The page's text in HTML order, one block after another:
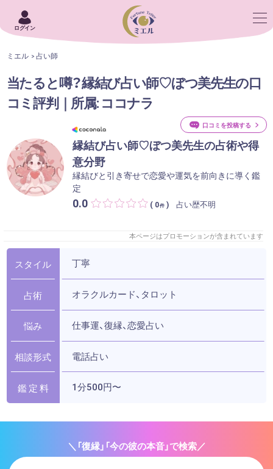
ログイン
ミエル 占い師
当たると噂？縁結び占い師♡ぼつ美先生の口
コミ評判｜所属: ココナラ
縁結び占い師♡ぼつ美先生の占術や得
意分野
縁結びと引き寄せで恋愛や運気を前向きに導く鑑
定
0.0 ( 0件 ) 占い歴不明
口コミを投稿する
本ページはプロモーションが含まれています
スタイル 丁寧
占術 オラクルカード、タロット
悩み 仕事運、復縁、恋愛占い
相談形式 電話占い
鑑 定 料 1分500円〜
＼「復縁」「今の彼の本音」で検索／